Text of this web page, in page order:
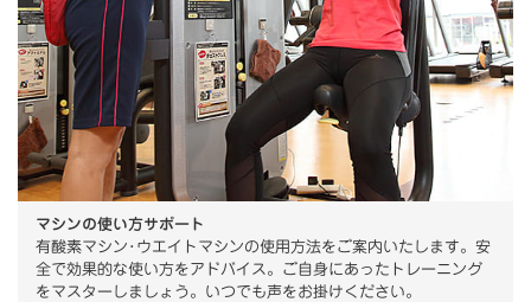
マシンの使い方サポート
有酸素マシン･ウエイトマシンの使用方法をご案内いたします。安
全で効果的な使い方をアドバイス。ご自身にあったトレーニング
をマスターしましょう。いつでも声をお掛けください。